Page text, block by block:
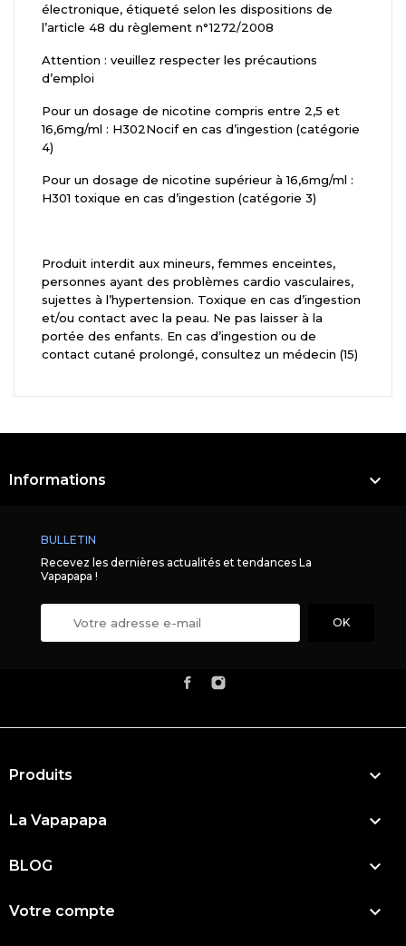
électronique, étiqueté selon les dispositions de
l’article 48 du règlement n°1272/2008
Attention : veuillez respecter les précautions
d’emploi
Pour un dosage de nicotine compris entre 2,5 et
16,6mg/ml : H302Nocif en cas d’ingestion (catégorie
4)
Pour un dosage de nicotine supérieur à 16,6mg/ml :
H301 toxique en cas d’ingestion (catégorie 3)
Produit interdit aux mineurs, femmes enceintes,
personnes ayant des problèmes cardio vasculaires,
sujettes à l’hypertension. Toxique en cas d’ingestion
et/ou contact avec la peau. Ne pas laisser à la
portée des enfants. En cas d’ingestion ou de
contact cutané prolongé, consultez un médecin (15)
Informations 
BULLETIN
Recevez les dernières actualités et tendances La
Vapapapa !
Produits 
La Vapapapa 
BLOG 
Votre compte 